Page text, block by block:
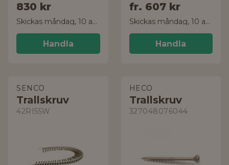
830 kr
Skickas måndag, 10 aug.
Handla
fr. 607 kr
Skickas måndag, 10 aug.
Handla
SENCO
Trallskruv
42RI55W
HECO
Trallskruv
327048076044